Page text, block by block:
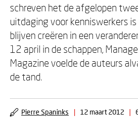
schreven het de afgelopen
uitdaging voor kenniswerkers
blijven creëren in een
12 april in de schappen,
Magazine voelde de auteurs
de tand.
Pierre Spaninks | 12 maart 2012 |